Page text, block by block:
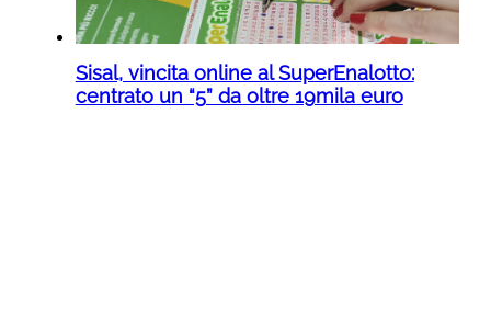
Sisal, vincita online al SuperEnalotto:
centrato un “5” da oltre 19mila euro